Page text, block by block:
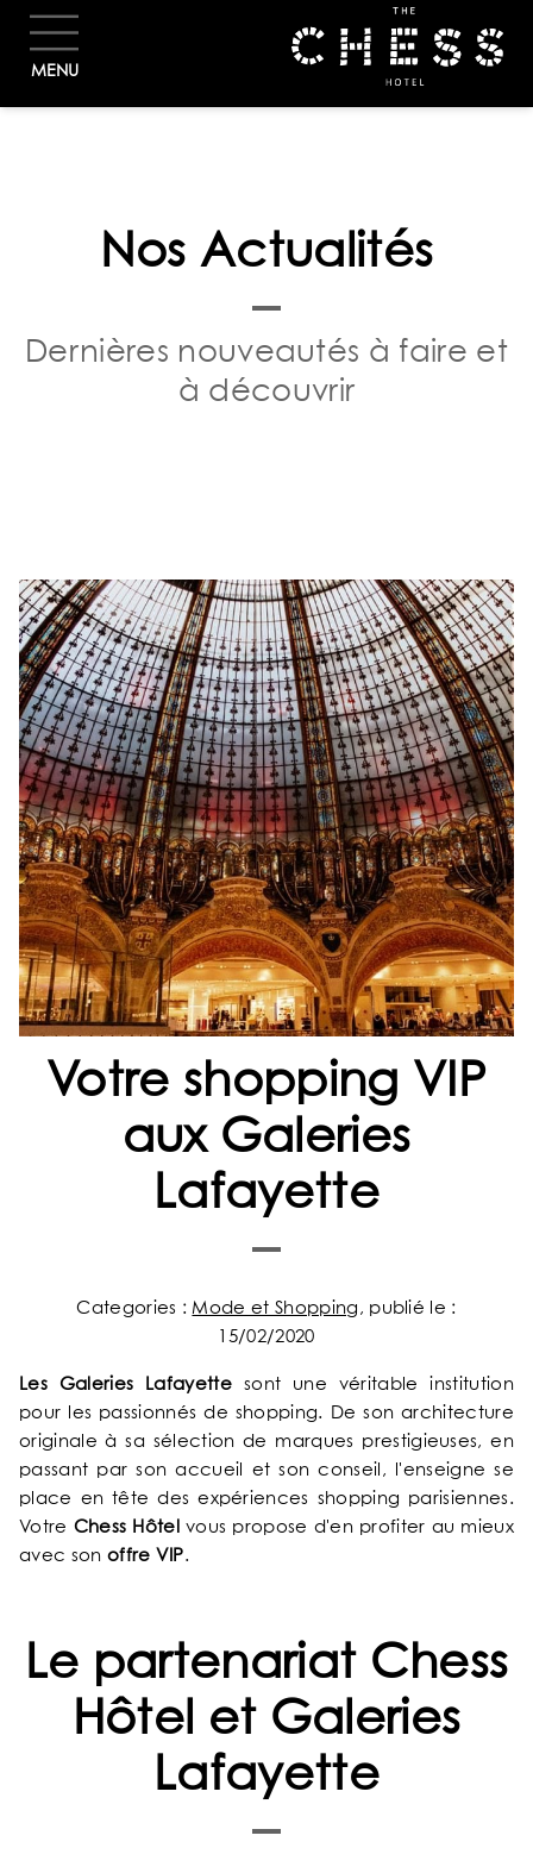
MENU RÉSERVER
Nos Actualités
Dernières nouveautés à faire et
à découvrir
Votre shopping VIP
aux Galeries
Lafayette
Categories :Mode et Shopping , publié le :
15/02/2020
Les Galeries Lafayette sont une véritable institution
pour les passionnés de shopping. De son architecture
originale à sa sélection de marques prestigieuses, en
passant par son accueil et son conseil, l'enseigne se
place en tête des expériences shopping parisiennes.
Votre Chess Hôtel vous propose d'en profiter au mieux
avec son offre VIP.
Le partenariat Chess
Hôtel et Galeries
Lafayette